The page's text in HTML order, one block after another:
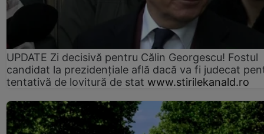
UPDATE Zi decisivă pentru Călin Georgescu! Fostul
candidat la prezidențiale află dacă va fi judecat
tentativă de lovitură de stat www.stirilekanald.ro